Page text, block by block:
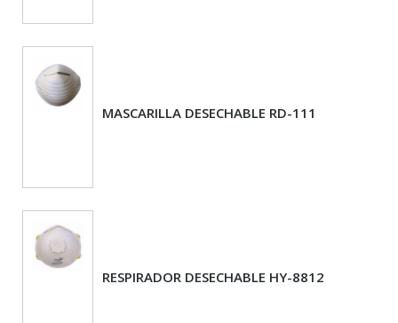
MASCARILLA DESECHABLE RD-111
RESPIRADOR DESECHABLE HY-8812